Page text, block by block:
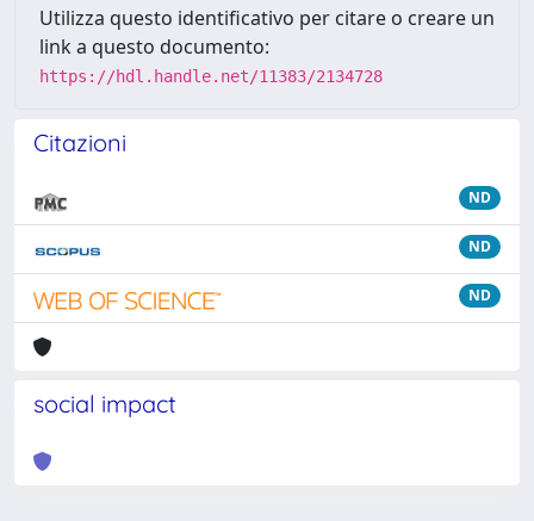
Utilizza questo identificativo per citare o creare un
link a questo documento:
https://hdl.handle.net/11383/2134728
Citazioni
ND
ND
ND
social impact